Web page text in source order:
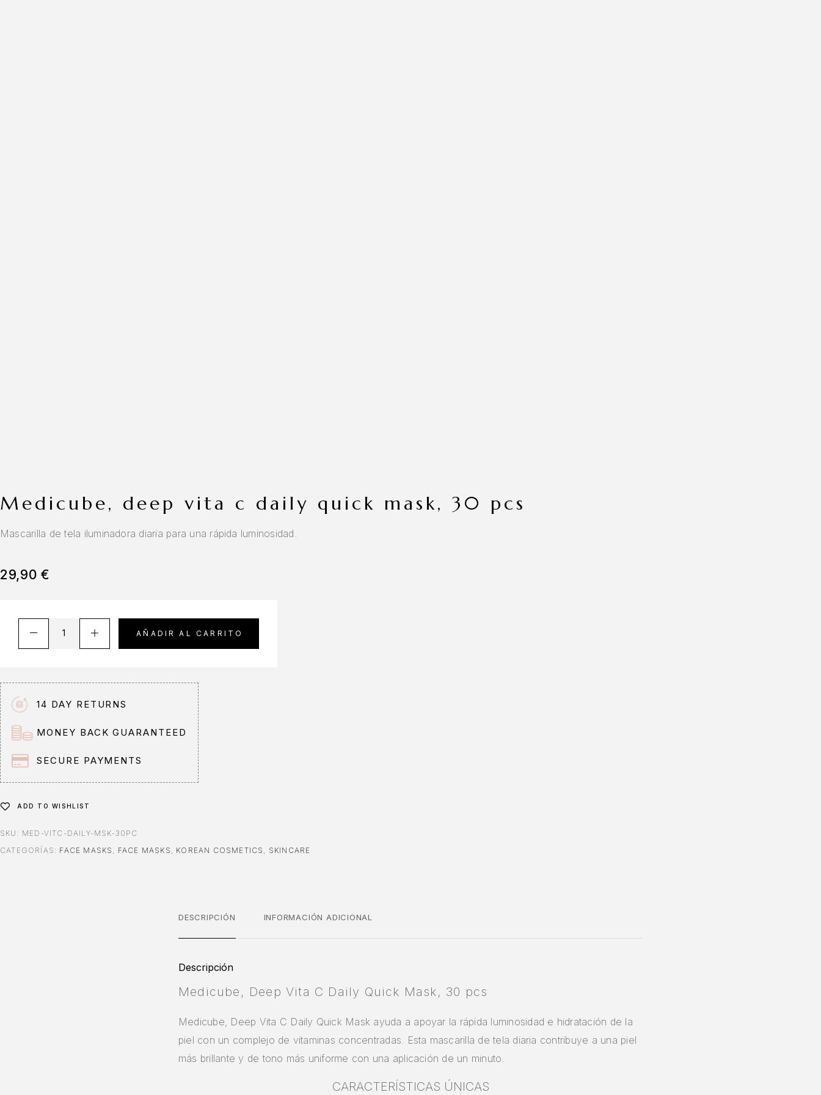
medicube, deep vita c daily quick mask, 30 pcs
Mascarilla de tela iluminadora diaria para una rápida luminosidad.
29,90 €
AÑADIR AL CARRITO
r
n
a
t
i
v
:
14 DAY RETURNS
MONEY BACK GUARANTEED
SECURE PAYMENTS
ADD TO WISHLIST
SKU: MED-VITC-DAILY-MSK-30PC
CATEGORÍAS: FACE MASKS FACE MASKS KOREAN COSMETICS SKINCARE
DESCRIPCIÓN INFORMACIÓN ADICIONAL
Descripción
Medicube, Deep Vita C Daily Quick Mask, 30 pcs
Medicube, Deep Vita C Daily Quick Mask ayuda a apoyar la rápida luminosidad e hidratación de la
piel con un complejo de vitaminas concentradas. Esta mascarilla de tela diaria contribuye a una piel
más brillante y de tono más uniforme con una aplicación de un minuto.
CARACTERÍSTICAS ÚNICAS